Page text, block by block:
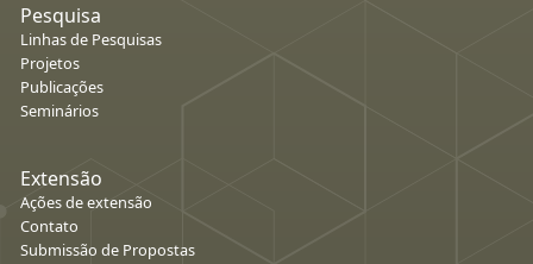
Pesquisa
Linhas de Pesquisas
Projetos
Publicações
Seminários
Extensão
Ações de extensão
Contato
Submissão de Propostas